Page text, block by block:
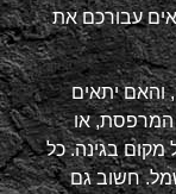
עבורכם את
והאם יתאים
המרפסת, או
מקום בגינה. כל
חשוב גם